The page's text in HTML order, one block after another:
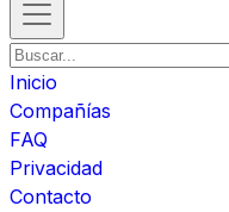
Inicio
Compañías
FAQ
Privacidad
Contacto